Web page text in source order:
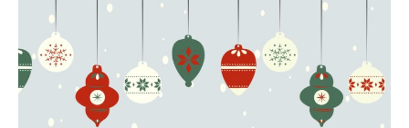
Karárcsonyt!